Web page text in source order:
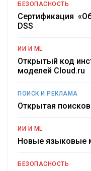
БЕЗОПАСНОСТЬ
Сертификация
DSS
ИИ И ML
Открытый код
моделей Cloud.ru
ПОИСК И РЕКЛАМА
Открытая
ИИ И ML
Новые языковые
БЕЗОПАСНОСТЬ